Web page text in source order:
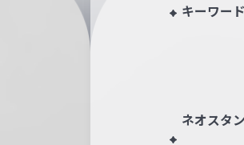
キーワード
ネオスタ